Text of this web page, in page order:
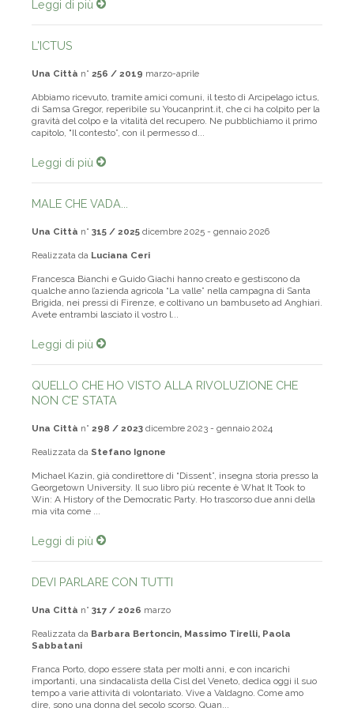
Leggi di più
L'ICTUS
Una Città n° 256 / 2019 marzo-aprile
Abbiamo ricevuto, tramite amici comuni, il testo di Arcipelago ictus,
di Samsa Gregor, reperibile su Youcanprint.it, che ci ha colpito per la
gravità del colpo e la vitalità del recupero. Ne pubblichiamo il primo
capitolo, "Il contesto”, con il permesso d...
Leggi di più
MALE CHE VADA...
Una Città n° 315 / 2025 dicembre 2025 - gennaio 2026
Realizzata da Luciana Ceri
Francesca Bianchi e Guido Giachi hanno creato e gestiscono da
qualche anno l’azienda agricola “La valle” nella campagna di Santa
Brigida, nei pressi di Firenze, e coltivano un bambuseto ad Anghiari.
Avete entrambi lasciato il vostro l...
Leggi di più
QUELLO CHE HO VISTO ALLA RIVOLUZIONE CHE
NON C’E’ STATA
Una Città n° 298 / 2023 dicembre 2023 - gennaio 2024
Realizzata da Stefano Ignone
Michael Kazin, già condirettore di “Dissent”, insegna storia presso la
Georgetown University. Il suo libro più recente è What It Took to
Win: A History of the Democratic Party. Ho trascorso due anni della
mia vita come ...
Leggi di più
DEVI PARLARE CON TUTTI
Una Città n° 317 / 2026 marzo
Realizzata da Barbara Bertoncin, Massimo Tirelli, Paola
Sabbatani
Franca Porto, dopo essere stata per molti anni, e con incarichi
importanti, una sindacalista della Cisl del Veneto, dedica oggi il suo
tempo a varie attività di volontariato. Vive a Valdagno. Come amo
dire, sono una donna del secolo scorso. Quan...